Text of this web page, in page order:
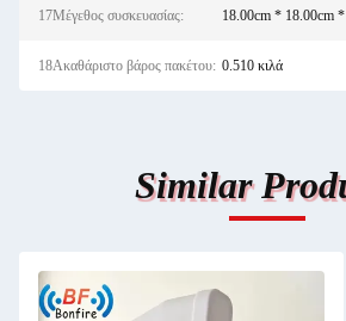
17Μέγεθος συσκευασίας: 18.00cm * 18.00cm
18Ακαθάριστο βάρος πακέτου: 0.510 κιλά
Similar